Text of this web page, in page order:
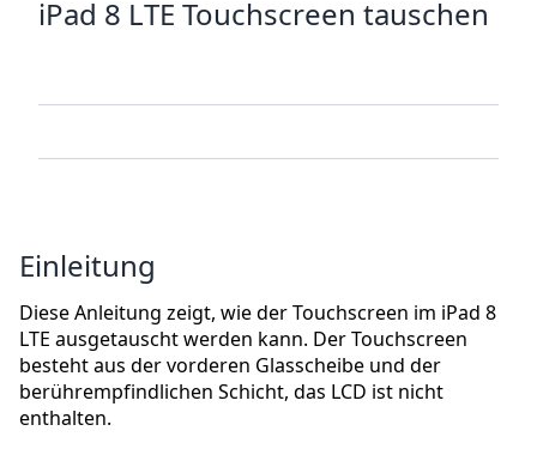
iPad 8 LTE Touchscreen tauschen
Einleitung
Diese Anleitung zeigt, wie der Touchscreen im iPad 8
LTE ausgetauscht werden kann. Der Touchscreen
besteht aus der vorderen Glasscheibe und der
berührempfindlichen Schicht, das LCD ist nicht
enthalten.